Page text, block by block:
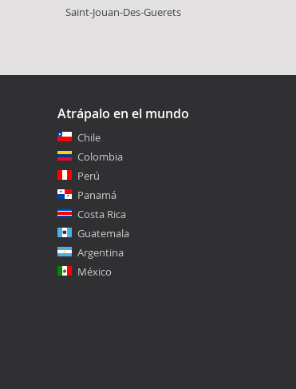
Saint-Jouan-Des-Guerets
Atrápalo en el mundo
Chile
Colombia
Perú
Panamá
Costa Rica
Guatemala
Argentina
México